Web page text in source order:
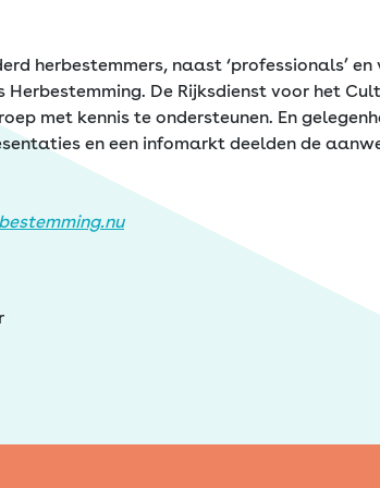
herbestemmers, naast ‘professionals’
Herbestemming. De Rijksdienst voor het
met kennis te ondersteunen. En
en een infomarkt deelden de